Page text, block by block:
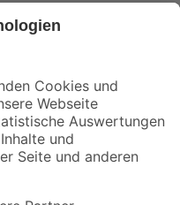
mehr verpassen!